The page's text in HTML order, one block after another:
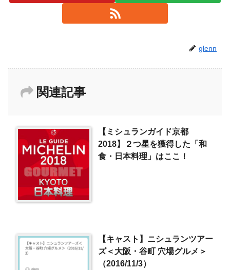
glenn
関連記事
【ミシュランガイド京都
2018】２つ星を獲得した「和
食・日本料理」はここ！
【キャスト】ニシュランツアー
ズ＜大阪・谷町 穴場グルメ＞
（2016/11/3）